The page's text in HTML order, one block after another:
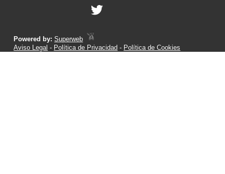
Powered by:Superweb
Aviso Legal - Política de Privacidad - Política de Cookies